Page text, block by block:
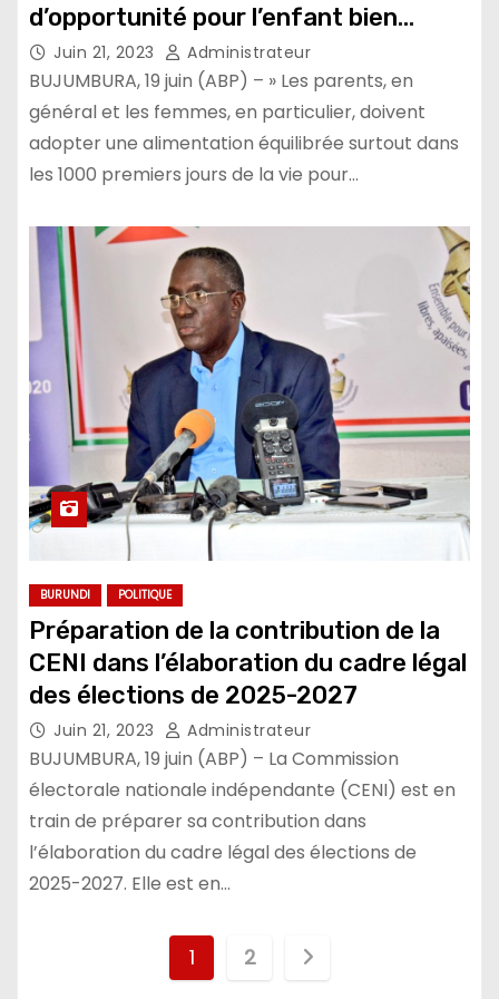
d’opportunité pour l’enfant bien
nourri
Juin 21, 2023 Administrateur
BUJUMBURA, 19 juin (ABP) – » Les parents, en
général et les femmes, en particulier, doivent
adopter une alimentation équilibrée surtout dans
les 1000 premiers jours de la vie pour…
BURUNDI POLITIQUE
Préparation de la contribution de la
CENI dans l’élaboration du cadre légal
des élections de 2025-2027
Juin 21, 2023 Administrateur
BUJUMBURA, 19 juin (ABP) – La Commission
électorale nationale indépendante (CENI) est en
train de préparer sa contribution dans
l’élaboration du cadre légal des élections de
2025-2027. Elle est en…
Pagination
1 2